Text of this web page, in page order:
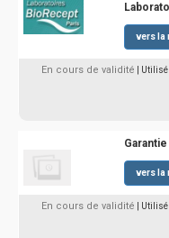
vers la
En cours de validité |
vers la
En cours de validité |